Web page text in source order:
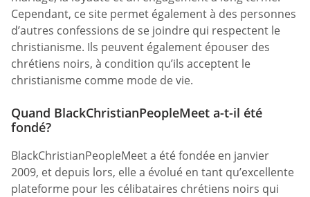
Cependant, ce site permet également à des personnes
d’autres confessions de se joindre qui respectent le
christianisme. Ils peuvent également épouser des
chrétiens noirs, à condition qu’ils acceptent le
christianisme comme mode de vie.
Quand BlackChristianPeopleMeet a-t-il été
fondé?
BlackChristianPeopleMeet a été fondée en janvier
2009, et depuis lors, elle a évolué en tant qu’excellente
plateforme pour les célibataires chrétiens noirs qui